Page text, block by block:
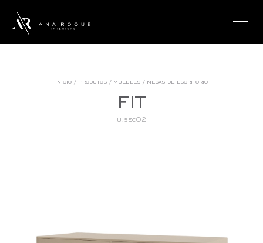
inicio / produtos / muebles / mesas de escritorio
fit
u.sec02